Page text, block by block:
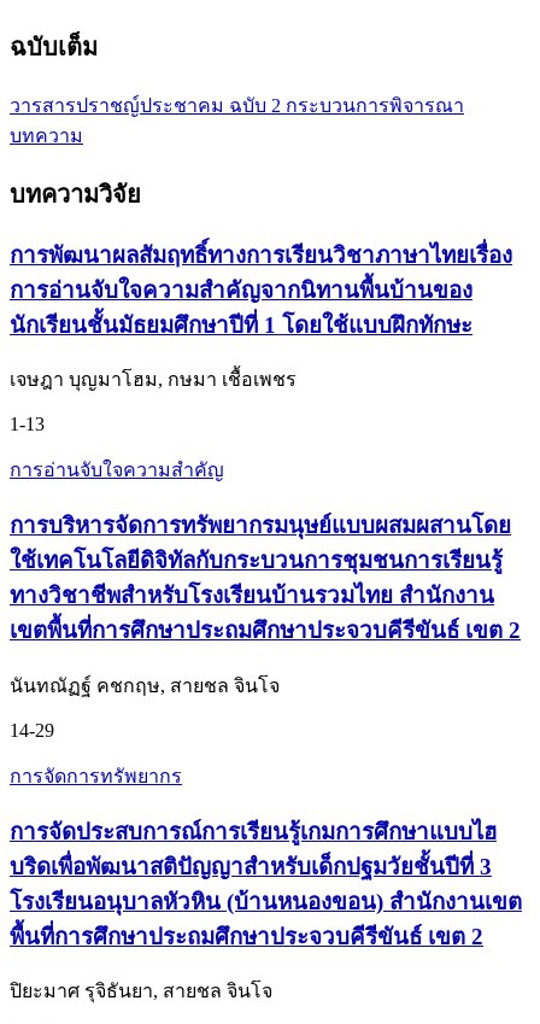
ฉบับเต็ม
วารสารปราชญ์ประชาคม ฉบับ 2 กระบวนการพิจารณา
บทความ
บทความวิจัย
การพัฒนาผลสัมฤทธิ์ทางการเรียนวิชาภาษาไทยเรื่อง
การอ่านจับใจความสำคัญจากนิทานพื้นบ้านของ
นักเรียนชั้นมัธยมศึกษาปีที่ 1 โดยใช้แบบฝึกทักษะ
เจษฎา บุญมาโฮม, กษมา เชื้อเพชร
1-13
การอ่านจับใจความสำคัญ
การบริหารจัดการทรัพยากรมนุษย์แบบผสมผสานโดย
ใช้เทคโนโลยีดิจิทัลกับกระบวนการชุมชนการเรียนรู้
ทางวิชาชีพสำหรับโรงเรียนบ้านรวมไทย สำนักงาน
เขตพื้นที่การศึกษาประถมศึกษาประจวบคีรีขันธ์ เขต 2
นันทณัฏฐ์ คชกฤษ, สายชล จินโจ
14-29
การจัดการทรัพยากร
การจัดประสบการณ์การเรียนรู้เกมการศึกษาแบบไฮ
บริดเพื่อพัฒนาสติปัญญาสำหรับเด็กปฐมวัยชั้นปีที่ 3
โรงเรียนอนุบาลหัวหิน (บ้านหนองขอน) สำนักงานเขต
พื้นที่การศึกษาประถมศึกษาประจวบคีรีขันธ์ เขต 2
ปิยะมาศ รุจิธันยา, สายชล จินโจ